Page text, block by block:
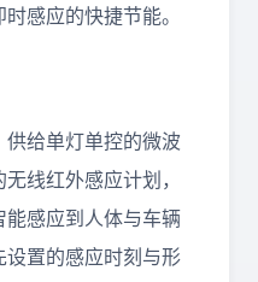
感应的快捷节能。
给单灯单控的微波
线红外感应计划，
感应到人体与车辆
置的感应时刻与形